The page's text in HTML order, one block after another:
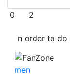
0 2
In order to do
FanZone
men